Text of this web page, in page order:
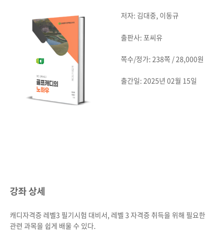
저자: 김대중, 이동규
출판사: 포씨유
쪽수/정가: 238쪽 / 28,000원
출간일: 2025년 02월 15일
강좌 상세
캐디자격증 레벨3 필기시험 대비서, 레벨 3 자격증 취득을 위해 필요한
관련 과목을 쉽게 배울 수 있다.